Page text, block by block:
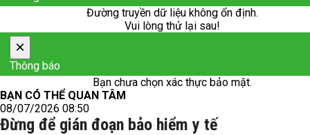
Đường truyền dữ liệu không ổn định.
Vui lòng thử lại sau!
×
Thông báo
Bạn chưa chọn xác thực bảo mật.
BẠN CÓ THỂ QUAN TÂM
08/07/2026 08:50
Đừng để gián đoạn bảo hiểm y tế